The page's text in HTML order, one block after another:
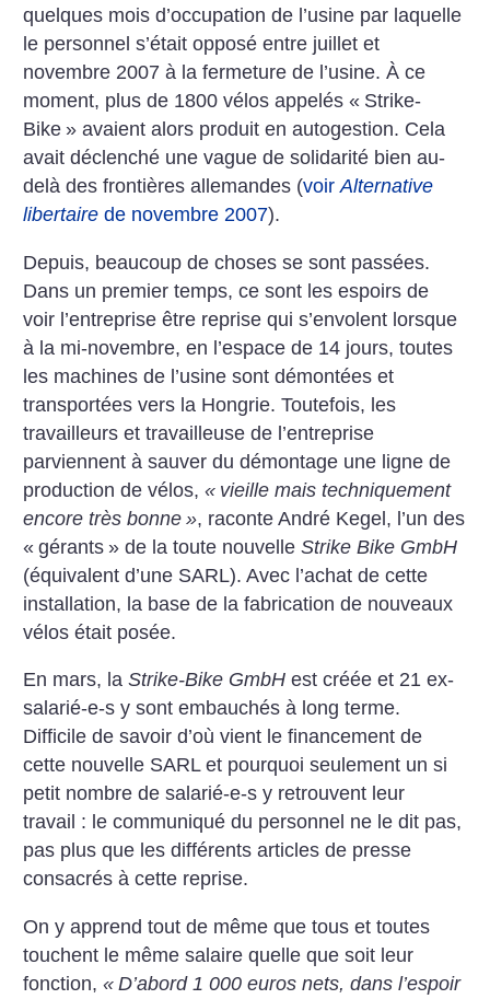
quelques mois d’occupation de l’usine par laquelle
le personnel s’était opposé entre juillet et
novembre 2007 à la fermeture de l’usine. À ce
moment, plus de 1800 vélos appelés « Strike-
Bike » avaient alors produit en autogestion. Cela
avait déclenché une vague de solidarité bien au-
delà des frontières allemandes (voirAlternative
libertaire de novembre 2007).
Depuis, beaucoup de choses se sont passées.
Dans un premier temps, ce sont les espoirs de
voir l’entreprise être reprise qui s’envolent lorsque
à la mi-novembre, en l’espace de 14 jours, toutes
les machines de l’usine sont démontées et
transportées vers la Hongrie. Toutefois, les
travailleurs et travailleuse de l’entreprise
parviennent à sauver du démontage une ligne de
production de vélos,« vieille mais techniquement
encore très bonne », raconte André Kegel, l’un des
« gérants » de la toute nouvelleStrike Bike GmbH
(équivalent d’une SARL). Avec l’achat de cette
installation, la base de la fabrication de nouveaux
vélos était posée.
En mars, laStrike-Bike GmbH est créée et 21 ex-
salarié-e-s y sont embauchés à long terme.
Difficile de savoir d’où vient le financement de
cette nouvelle SARL et pourquoi seulement un si
petit nombre de salarié-e-s y retrouvent leur
travail : le communiqué du personnel ne le dit pas,
pas plus que les différents articles de presse
consacrés à cette reprise.
On y apprend tout de même que tous et toutes
touchent le même salaire quelle que soit leur
fonction,« D’abord 1 000 euros nets, dans l’espoir